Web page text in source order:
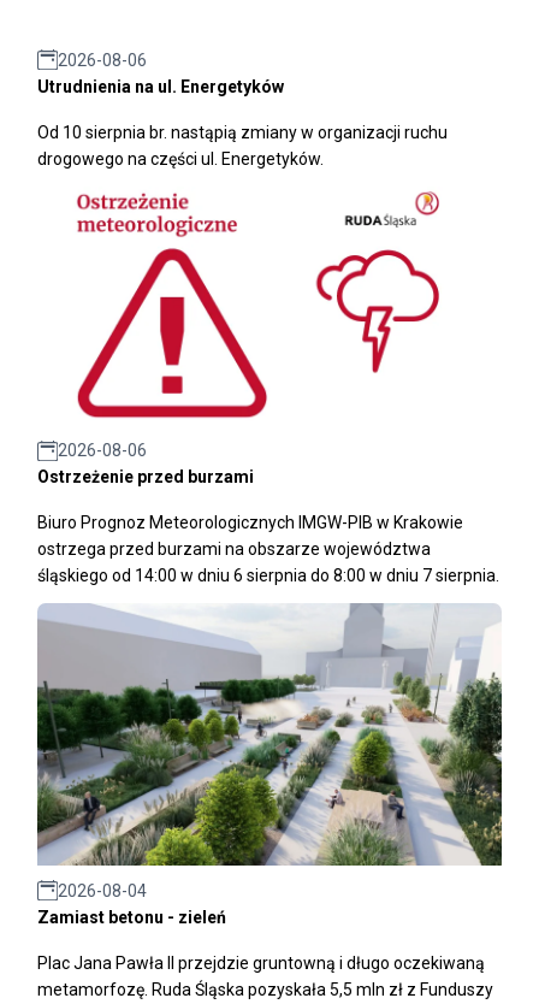
2026-08-06
Utrudnienia na ul. Energetyków
Od 10 sierpnia br. nastąpią zmiany w organizacji ruchu
drogowego na części ul. Energetyków.
2026-08-06
Ostrzeżenie przed burzami
Biuro Prognoz Meteorologicznych IMGW-PIB w Krakowie
ostrzega przed burzami na obszarze województwa
śląskiego od 14:00 w dniu 6 sierpnia do 8:00 w dniu 7 sierpnia.
2026-08-04
Zamiast betonu - zieleń
Plac Jana Pawła II przejdzie gruntowną i długo oczekiwaną
metamorfozę. Ruda Śląska pozyskała 5,5 mln zł z Funduszy